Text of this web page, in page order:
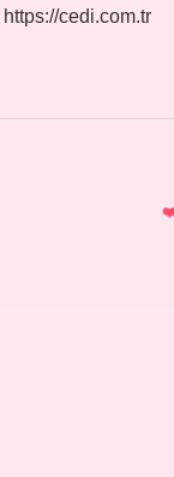
https://cedi.com.tr